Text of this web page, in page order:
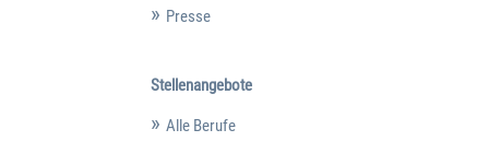
Presse
Stellenangebote
Alle Berufe